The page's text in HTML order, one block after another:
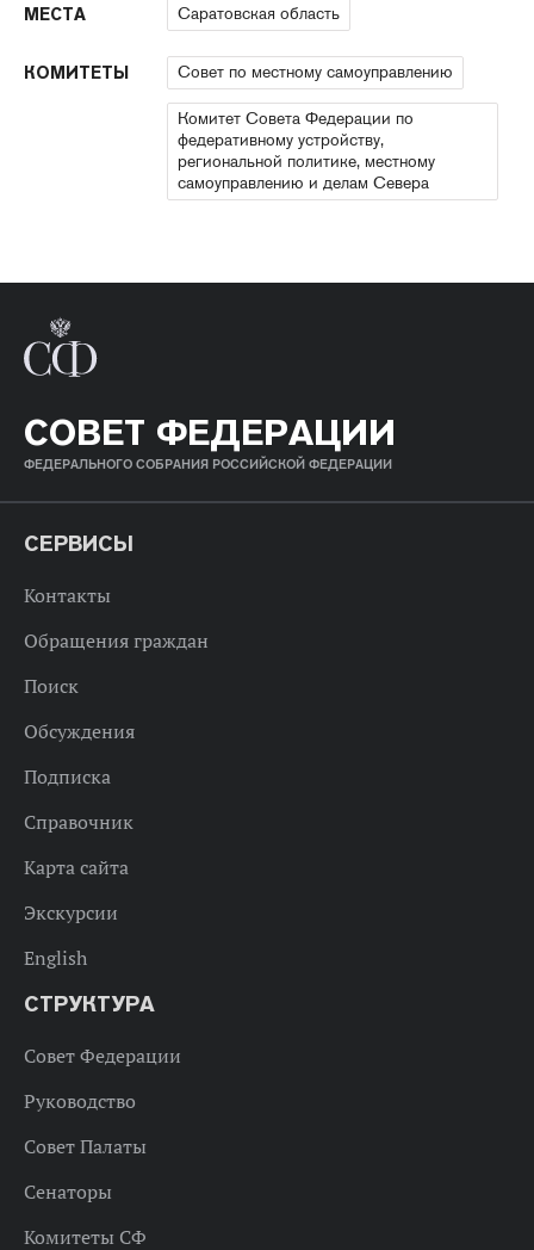
МЕСТА Саратовская область
КОМИТЕТЫ Совет по местному самоуправлению
Комитет Совета Федерации по
федеративному устройству,
региональной политике, местному
самоуправлению и делам Севера
СОВЕТ ФЕДЕРАЦИИ
ФЕДЕРАЛЬНОГО СОБРАНИЯ РОССИЙСКОЙ ФЕДЕРАЦИИ
СЕРВИСЫ
Контакты
Обращения граждан
Поиск
Обсуждения
Подписка
Справочник
Карта сайта
Экскурсии
English
СТРУКТУРА
Совет Федерации
Руководство
Совет Палаты
Сенаторы
Комитеты СФ